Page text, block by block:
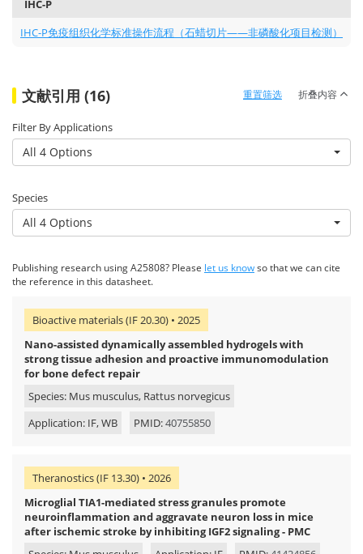
IHC-P
IHC-P免疫组织化学标准操作流程（石蜡切片——非磷酸化项目检测）
文献引用 (16) 重置筛选 折叠内容
Filter By Applications
All 4 Options
Species
All 4 Options
Publishing research using A25808? Please let us knowso that we can cite
the reference in this datasheet.
Bioactive materials (IF 20.30) • 2025
Nano-assisted dynamically assembled hydrogels with
strong tissue adhesion and proactive immunomodulation
for bone defect repair
Species: Mus musculus, Rattus norvegicus
Application: IF, WB
PMID:40755850
Theranostics (IF 13.30) • 2026
Microglial TIA1-mediated stress granules promote
neuroinflammation and aggravate neuron loss in mice
after ischemic stroke by inhibiting IGF2 signaling - PMC